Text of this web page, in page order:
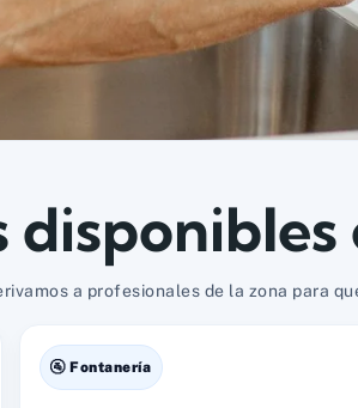
disponibles
a profesionales de la zona para
🚰 Fontanería